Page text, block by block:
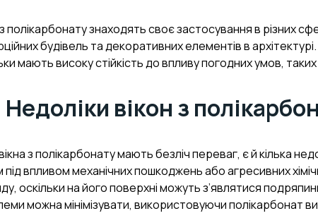
полікарбонату знаходять своє застосування в різних
будівель та декоративних елементів в
мають високу стійкість до впливу погодних умов, таких
Недоліки вікон з
з полікарбонату мають безліч переваг, є й кілька
під впливом механічних пошкоджень або агресивних
оскільки на його поверхні можуть з’являтися
можна мінімізувати, використовуючи полікарбонат